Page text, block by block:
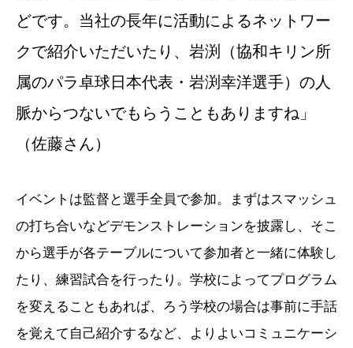
どです。当社の長年に活動によるネットワー
クで紹介いただいたり、岩渕（協和キリン所
属のパラ卓球日本代表・岩渕幸洋選手）の人
脈からつないでもらうこともありますね」
（佐藤さん）
イベントは監督と選手全員で参加。まずはスマッシュ
の打ち合いなどデモンストレーションを披露し、そこ
から選手が各テーブルについて参加者と一緒に体験し
たり、練習試合を行ったり。学校によってプログラム
を変えることもあれば、ろう学校の場合は事前に手話
を覚えて自己紹介するなど、よりよいコミュニケーシ